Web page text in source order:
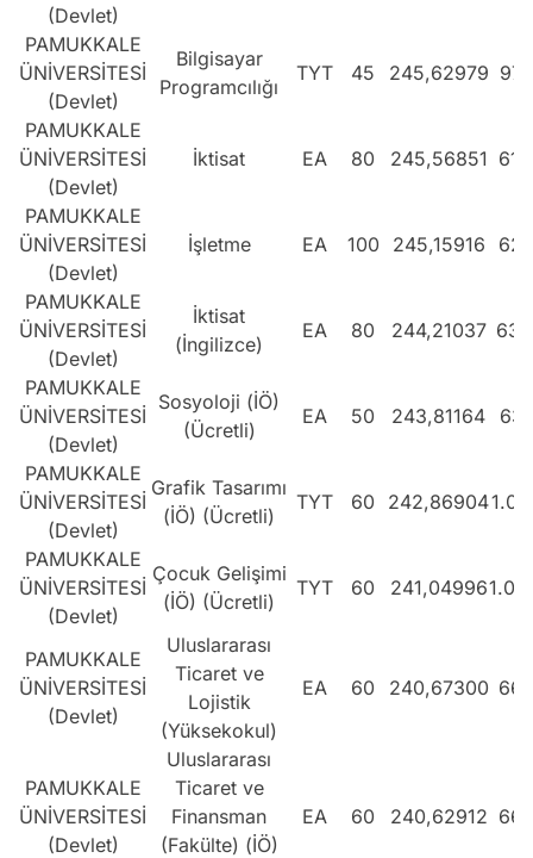
(Devlet)
PAMUKKALE
ÜNİVERSİTESİ
(Devlet)
Bilgisayar
Programcılığı
TYT 45 245,62979
PAMUKKALE
ÜNİVERSİTESİ
(Devlet)
İktisat EA 80 245,56851
PAMUKKALE
ÜNİVERSİTESİ
(Devlet)
İşletme EA 100 245,15916
PAMUKKALE
ÜNİVERSİTESİ
(Devlet)
İktisat
(İngilizce)
EA 80 244,21037
PAMUKKALE
ÜNİVERSİTESİ
(Devlet)
Sosyoloji (İÖ)
(Ücretli)
EA 50 243,81164
PAMUKKALE
ÜNİVERSİTESİ
(Devlet)
Grafik Tasarımı
(İÖ) (Ücretli)
TYT 60 242,86904
PAMUKKALE
ÜNİVERSİTESİ
(Devlet)
Çocuk Gelişimi
(İÖ) (Ücretli)
TYT 60 241,04996
PAMUKKALE
ÜNİVERSİTESİ
(Devlet)
Uluslararası
Ticaret ve
Lojistik
(Yüksekokul)
EA 60 240,67300
PAMUKKALE
ÜNİVERSİTESİ
(Devlet)
Uluslararası
Ticaret ve
Finansman
(Fakülte) (İÖ)
EA 60 240,62912